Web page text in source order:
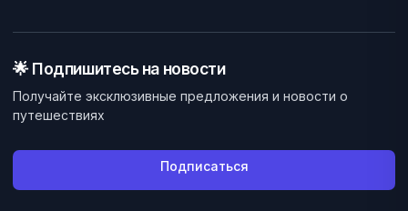
🌟 Подпишитесь на новости
Получайте эксклюзивные предложения и новости о
путешествиях
Подписаться